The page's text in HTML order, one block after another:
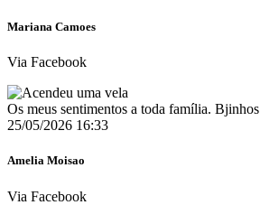
Mariana Camoes
Via Facebook
Os meus sentimentos a toda família. Bjinhos
25/05/2026 16:33
Amelia Moisao
Via Facebook